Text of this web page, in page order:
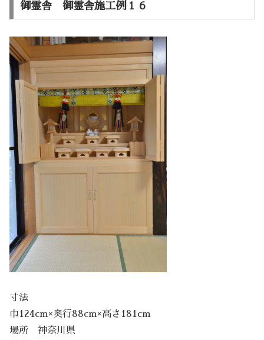
御霊舎 御霊舎施工例１６
寸法
巾124cm×奥行88cm×高さ181cm
場所 神奈川県